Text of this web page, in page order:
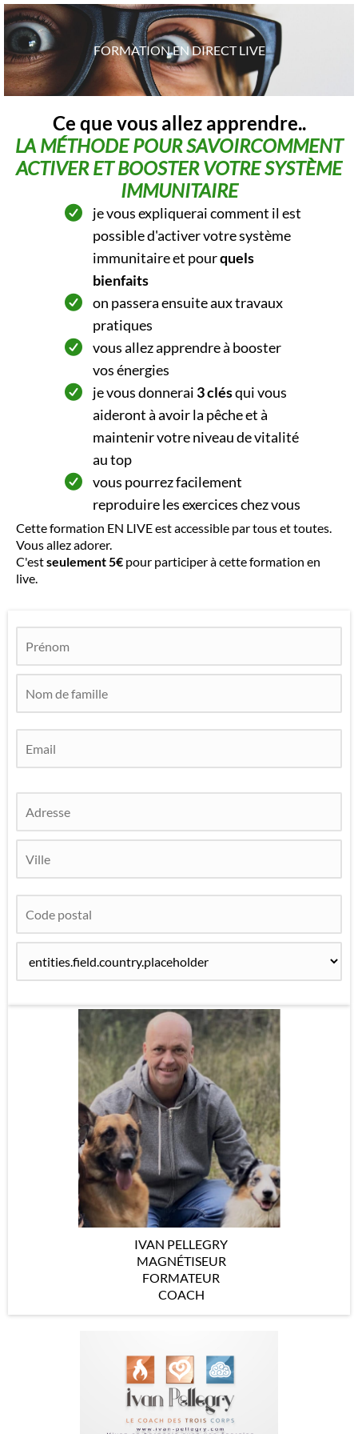
FORMATION EN DIRECT LIVE
Ce que vous allez apprendre..
LA MÉTHODE POUR SAVOIRCOMMENT
ACTIVER ET BOOSTER VOTRE SYSTÈME
IMMUNITAIRE
je vous expliquerai comment il est
possible d'activer votre système
immunitaire et pourquels
bienfaits
on passera ensuite aux travaux
pratiques
vous allez apprendre à booster
vos énergies
je vous donnerai 3 clésqui vous
aideront à avoir la pêche et à
maintenir votre niveau de vitalité
au top
vous pourrez facilement
reproduire les exercices chez vous
Cette formation EN LIVE est accessible par tous et toutes.
Vous allez adorer.
C'estseulement 5€ pour participer à cette formation en
live.
IVAN PELLEGRY
MAGNÉTISEUR
FORMATEUR
COACH